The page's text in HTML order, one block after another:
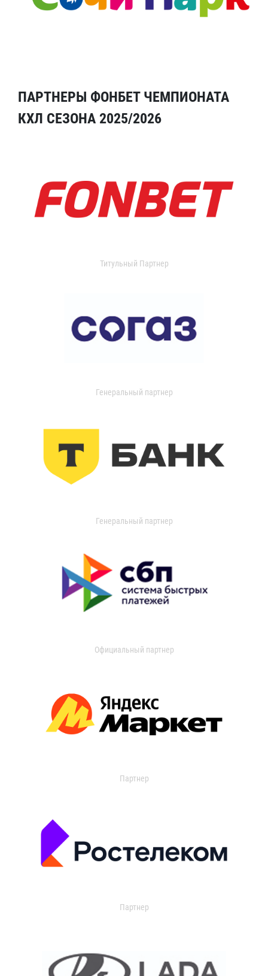
ПАРТНЕРЫ ФОНБЕТ ЧЕМПИОНАТА
КХЛ СЕЗОНА 2025/2026
Титульный Партнер
Генеральный партнер
Генеральный партнер
Официальный партнер
Партнер
Партнер